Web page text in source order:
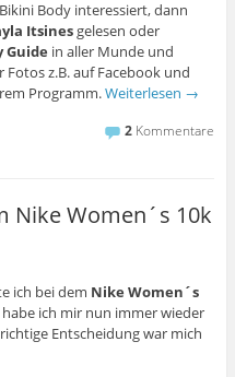
Body interessiert, dann
Itsinesgelesen oder
Guide in aller Munde und
z.B. auf Facebook und
Programm.Weiterlesen →
2 Kommentare
Nike Women´s 10k
ich bei dem Nike Women´s
ich mir nun immer wieder
Entscheidung war mich